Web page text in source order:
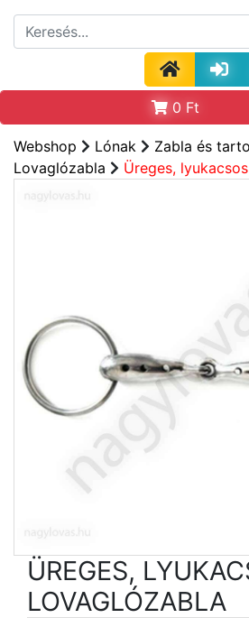
0 Ft
Webshop Lónak
Zabla és
Lovaglózabla
Üreges,
ÜREGES,
LOVAGLÓZABLA